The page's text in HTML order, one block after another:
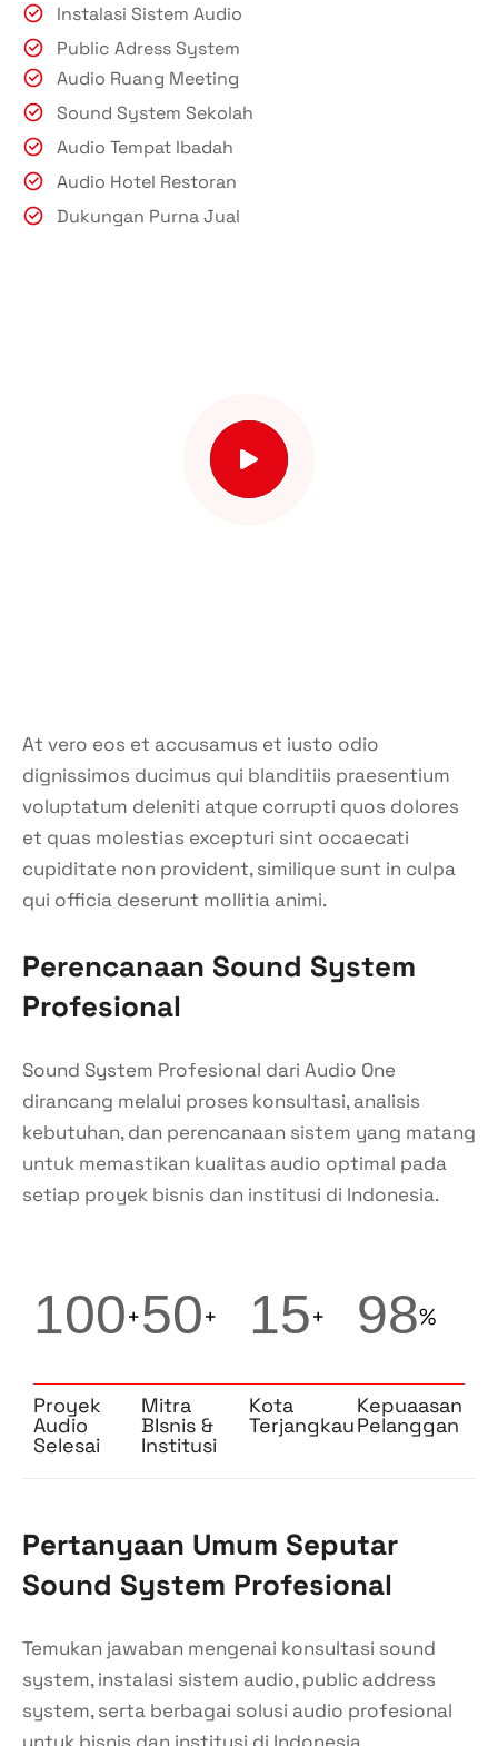
Instalasi Sistem Audio
Public Adress System
Audio Ruang Meeting
Sound System Sekolah
Audio Tempat Ibadah
Audio Hotel Restoran
Dukungan Purna Jual
At vero eos et accusamus et iusto odio
dignissimos ducimus qui blanditiis praesentium
voluptatum deleniti atque corrupti quos dolores
et quas molestias excepturi sint occaecati
cupiditate non provident, similique sunt in culpa
qui officia deserunt mollitia animi.
Perencanaan Sound System
Profesional
Sound System Profesional dari Audio One
dirancang melalui proses konsultasi, analisis
kebutuhan, dan perencanaan sistem yang matang
untuk memastikan kualitas audio optimal pada
setiap proyek bisnis dan institusi di Indonesia.
100+
Proyek
Audio
Selesai
50+
Mitra
BIsnis &
Institusi
15+
Kota
Terjangkau
98%
Kepuaasan
Pelanggan
Pertanyaan Umum Seputar
Sound System Profesional
Temukan jawaban mengenai konsultasi sound
system, instalasi sistem audio, public address
system, serta berbagai solusi audio profesional